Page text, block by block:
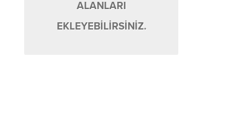
ALANLARI
EKLEYEBİLİRSİNİZ.